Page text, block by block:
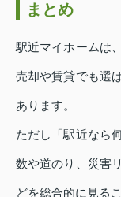
まとめ
駅近マイホームは
売却や賃貸でも選
あります。
ただし「駅近なら
数や道のり、災害
どを総合的に見る